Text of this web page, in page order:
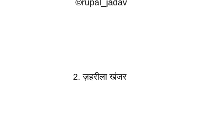
©rupal_jadav
2. ज़हरीला खंजर